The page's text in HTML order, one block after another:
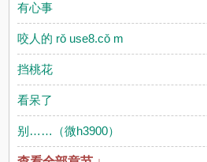
有心事
咬人的 rǒ use8.cǒ m
挡桃花
看呆了
别……（微h3900）